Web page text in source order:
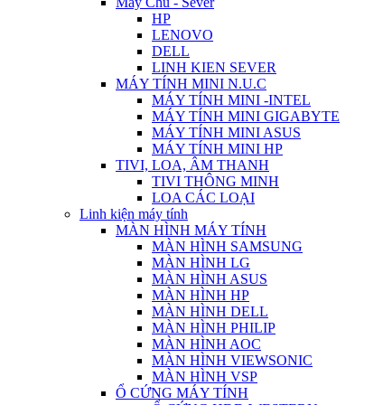
HP
LENOVO
DELL
LINH KIEN SEVER
MÁY TÍNH MINI N.U.C
MÁY TÍNH MINI -INTEL
MÁY TÍNH MINI GIGABYTE
MÁY TÍNH MINI ASUS
MÁY TÍNH MINI HP
TIVI, LOA, ÂM THANH
TIVI THÔNG MINH
LOA CÁC LOẠI
Linh kiện máy tính
MÀN HÌNH MÁY TÍNH
MÀN HÌNH SAMSUNG
MÀN HÌNH LG
MÀN HÌNH ASUS
MÀN HÌNH HP
MÀN HÌNH DELL
MÀN HÌNH PHILIP
MÀN HÌNH AOC
MÀN HÌNH VIEWSONIC
MÀN HÌNH VSP
Ổ CỨNG MÁY TÍNH